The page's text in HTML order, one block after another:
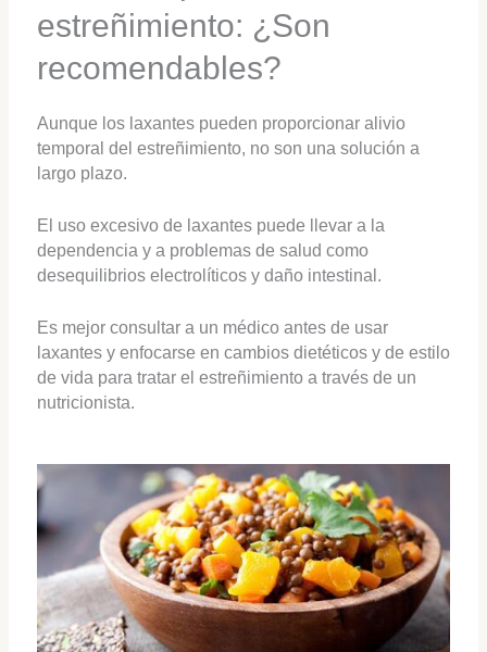
estreñimiento: ¿Son
recomendables?
Aunque los laxantes pueden proporcionar alivio
temporal del estreñimiento, no son una solución a
largo plazo.
El uso excesivo de laxantes puede llevar a la
dependencia y a problemas de salud como
desequilibrios electrolíticos y daño intestinal.
Es mejor consultar a un médico antes de usar
laxantes y enfocarse en cambios dietéticos y de estilo
de vida para tratar el estreñimiento a través de un
nutricionista.